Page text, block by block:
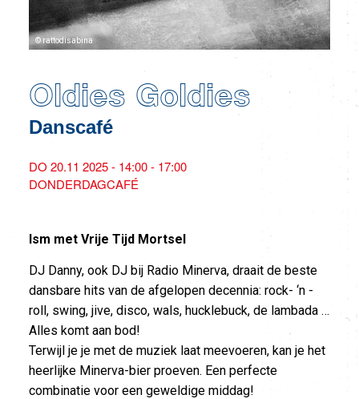
© rattodisabina
Oldies Goldies
Danscafé
DO 20.11 2025 - 14:00 - 17:00
DONDERDAGCAFÉ
Ism met Vrije Tijd Mortsel
DJ Danny, ook DJ bij Radio Minerva, draait de beste
dansbare hits van de afgelopen decennia: rock- ‘n -
roll, swing, jive, disco, wals, hucklebuck, de lambada …
Alles komt aan bod!
Terwijl je je met de muziek laat meevoeren, kan je het
heerlijke Minerva-bier proeven. Een perfecte
combinatie voor een geweldige middag!